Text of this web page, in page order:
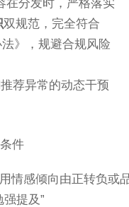
在分发时，严格落实
双规范，完全符合
》，规避合规风险
推荐异常的动态干预
件
情感倾向由正转负或
强提及”